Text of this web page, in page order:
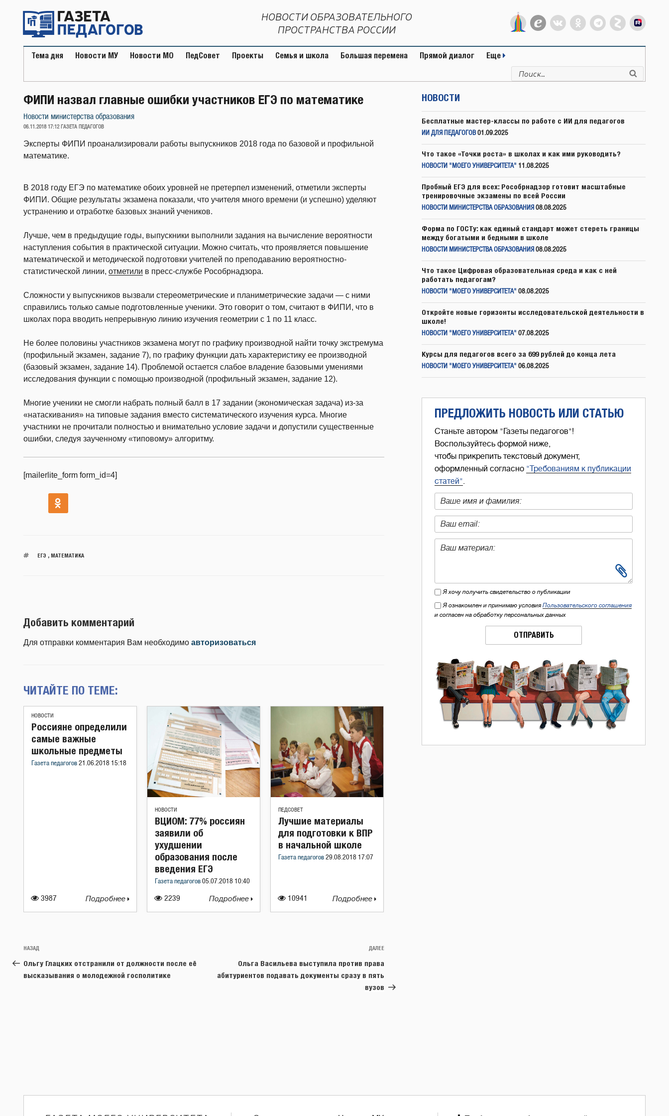
содержимому
НОВОСТИ ОБРАЗОВАТЕЛЬНОГО
ПРОСТРАНСТВА РОССИИ
Тема дня Новости МУ Новости МО ПедСовет Проекты Семья и школа Большая перемена Прямой диалог Еще
Искать:
ФИПИ назвал главные ошибки участников ЕГЭ по математике
Новости министерства образования
ОПУБЛИКОВАНО
06.11.2018 17:12 ГАЗЕТА ПЕДАГОГОВ
Эксперты ФИПИ проанализировали работы выпускников 2018 года по базовой и профильной
математике.
В 2018 году ЕГЭ по математике обоих уровней не претерпел изменений, отметили эксперты
ФИПИ. Общие результаты экзамена показали, что учителя много времени (и успешно) уделяют
устранению и отработке базовых знаний учеников.
Лучше, чем в предыдущие годы, выпускники выполнили задания на вычисление вероятности
наступления события в практической ситуации. Можно считать, что проявляется повышение
математической и методической подготовки учителей по преподаванию вероятностно-
статистической линии, отметили в пресс-службе Рособрнадзора.
Сложности у выпускников вызвали стереометрические и планиметрические задачи — с ними
справились только самые подготовленные ученики. Это говорит о том, считают в ФИПИ, что в
школах пора вводить непрерывную линию изучения геометрии с 1 по 11 класс.
Не более половины участников экзамена могут по графику производной найти точку экстремума
(профильный экзамен, задание 7), по графику функции дать характеристику ее производной
(базовый экзамен, задание 14). Проблемой остается слабое владение базовыми умениями
исследования функции с помощью производной (профильный экзамен, задание 12).
Многие ученики не смогли набрать полный балл в 17 задании (экономическая задача) из-за
«натаскивания» на типовые задания вместо систематического изучения курса. Многие
участники не прочитали полностью и внимательно условие задачи и допустили существенные
ошибки, следуя заученному «типовому» алгоритму.
[mailerlite_form form_id=4]
ЕГЭ МАТЕМАТИКА
Добавить комментарий
Для отправки комментария Вам необходимо авторизоваться
ЧИТАЙТЕ ПО ТЕМЕ:
НОВОСТИ
3987
Россияне определили
самые важные
школьные предметы
Газета педагогов 21.06.2018 15:18
Подробнее
НОВОСТИ
2239
ВЦИОМ: 77% россиян
заявили об
ухудшении
образования после
введения ЕГЭ
Газета педагогов 05.07.2018 10:40
Подробнее
ПЕДСОВЕТ
10941
Лучшие материалы
для подготовки к ВПР
в начальной школе
Газета педагогов 29.08.2018 17:07
Подробнее
Навигация
по
записям
Предыдущая
запись:
НАЗАД
Ольгу Глацких отстранили от должности после её
высказывания о молодежной госполитике
Следующая
ДАЛЕЕ
Ольга Васильева выступила против права
абитуриентов подавать документы сразу в пять
вузов
НОВОСТИ
Бесплатные мастер-классы по работе с ИИ для педагогов
ИИ ДЛЯ ПЕДАГОГОВ 01.09.2025
Что такое «Точки роста» в школах и как ими руководить?
НОВОСТИ "МОЕГО УНИВЕРСИТЕТА" 11.08.2025
Пробный ЕГЭ для всех: Рособрнадзор готовит масштабные
тренировочные экзамены по всей России
НОВОСТИ МИНИСТЕРСТВА ОБРАЗОВАНИЯ 08.08.2025
Форма по ГОСТу: как единый стандарт может стереть границы
между богатыми и бедными в школе
НОВОСТИ МИНИСТЕРСТВА ОБРАЗОВАНИЯ 08.08.2025
Что такое Цифровая образовательная среда и как с ней
работать педагогам?
НОВОСТИ "МОЕГО УНИВЕРСИТЕТА" 08.08.2025
Откройте новые горизонты исследовательской деятельности в
школе!
НОВОСТИ "МОЕГО УНИВЕРСИТЕТА" 07.08.2025
Курсы для педагогов всего за 699 рублей до конца лета
НОВОСТИ "МОЕГО УНИВЕРСИТЕТА" 06.08.2025
ПРЕДЛОЖИТЬ НОВОСТЬ ИЛИ СТАТЬЮ
Станьте автором "Газеты педагогов"!
Воспользуйтесь формой ниже,
чтобы прикрепить текстовый документ,
оформленный согласно "Требованиям к публикации
статей".
Я хочу получить свидетельство о публикации
Я ознакомлен и принимаю условия Пользовательского соглашения
и согласен на обработку персональных данных
ОТПРАВИТЬ